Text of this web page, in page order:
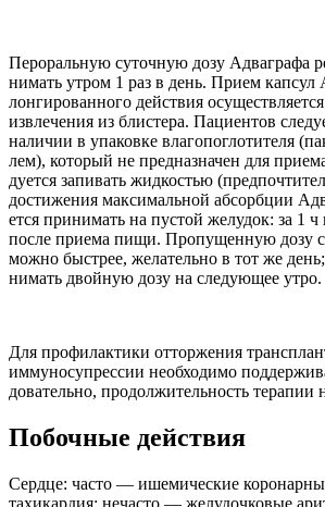
Перо­раль­ную суточ­ную дозу Адваграфа
нимать утром 1 раз в день. Прием
лонги­ро­ван­ного действия
извле­че­ния из бли­стера. Паци­ен­тов
нали­чии в упа­ковке влагопогло­ти­теля
лем), кото­рый не пред­на­зна­чен для
ду­ется запи­вать жид­ко­стью
достиже­ния мак­сималь­ной абсорбции
ется при­нимать на пустой желу­док: за 1 ч
после при­ема пищи. Про­пущен­ную дозу
можно быст­рее, жела­тельно в тот же
нимать двой­ную дозу на сле­дующее утро.
Для профи­лак­тики отторже­ния
имму­но­супрес­сии необ­хо­димо
до­ва­тельно, про­должи­тель­ность терапии
Побоч­ные действия
Сердце: часто — ишеми­че­ские
тахи­кар­дия; неча­сто — желу­доч­ко­вые